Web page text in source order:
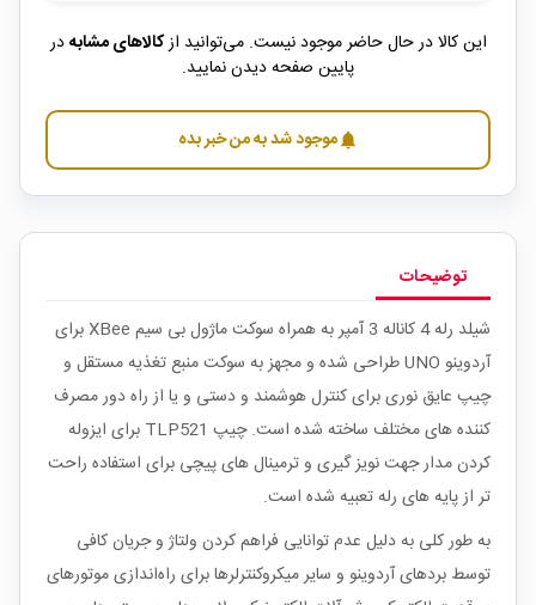
این کالا در حال حاضر موجود نیست. می‌توانید ازکالاهای مشابهدر
پایین صفحه دیدن نمایید.
notificationsموجود شد به من خبر بده
توضیحات
شیلد رله 4 کاناله 3 آمپر به همراه سوکت ماژول بی سیم XBee برای
آردوینو UNO طراحی شده و مجهز به سوکت منبع تغذیه مستقل و
چیپ عایق نوری برای کنترل هوشمند و دستی و یا از راه دور مصرف
کننده های مختلف ساخته شده است. چیپ TLP521 برای ایزوله
کردن مدار جهت نویز گیری و ترمینال های پیچی برای استفاده راحت
تر از پایه های رله تعبیه شده است.
به طور کلی به دلیل عدم توانایی فراهم کردن ولتاژ و جریان کافی
توسط بردهای آردوینو و سایر میکروکنترلر‌ها برای راه‌اندازی موتور‌های